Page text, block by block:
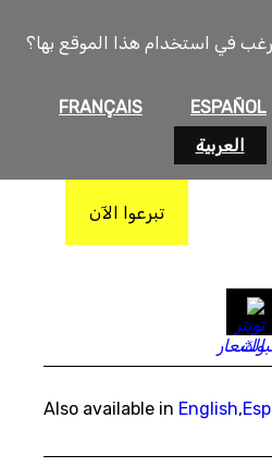
في استخدام هذا الموقع بها؟
ESPAÑOL
FRANÇAIS
العربية
تبرعوا الآن
Also available in English,